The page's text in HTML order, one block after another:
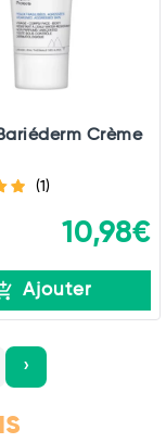
Crème
(1)
10,98€
Ajouter